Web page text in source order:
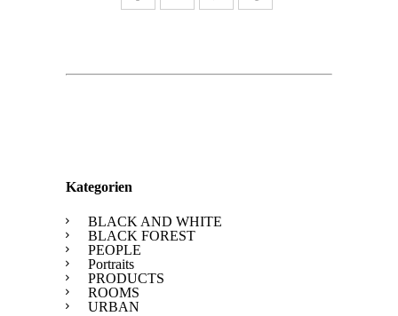
Kategorien
BLACK AND WHITE
BLACK FOREST
PEOPLE
Portraits
PRODUCTS
ROOMS
URBAN